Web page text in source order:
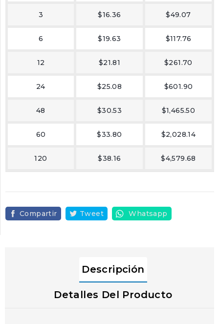
3 $16.36 $49.07
6 $19.63 $117.76
12 $21.81 $261.70
24 $25.08 $601.90
48 $30.53 $1,465.50
60 $33.80 $2,028.14
120 $38.16 $4,579.68
Compartir Tweet Whatsapp
Descripción
Detalles Del Producto